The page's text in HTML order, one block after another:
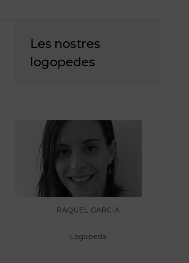
Les nostres
logopedes
RAQUEL GARCIA
Logopeda